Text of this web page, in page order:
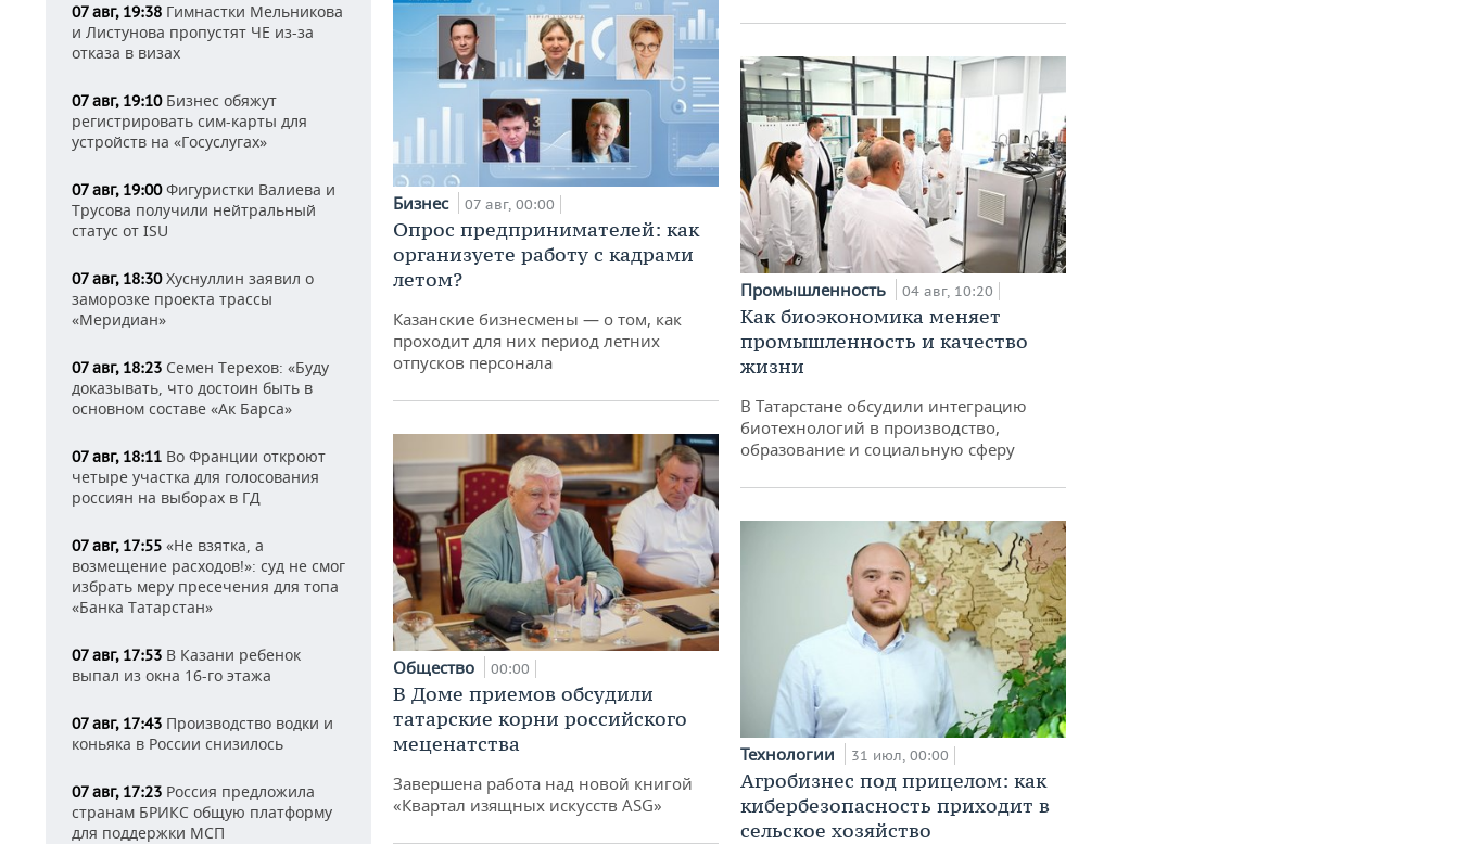
07 авг, 19:38 Гимнастки Мельникова
и Листунова пропустят ЧЕ из-за
отказа в визах
07 авг, 19:10Бизнес обяжут
регистрировать сим-карты для
устройств на «Госуслугах»
07 авг, 19:00Фигуристки Валиева и
Трусова получили нейтральный
статус от ISU
07 авг, 18:30Хуснуллин заявил о
заморозке проекта трассы
«Меридиан»
07 авг, 18:23 Семен Терехов: «Буду
доказывать, что достоин быть в
основном составе «Ак Барса»
07 авг, 18:11 Во Франции откроют
четыре участка для голосования
россиян на выборах в ГД
07 авг, 17:55 «Не взятка, а
возмещение расходов!»: суд не смог
избрать меру пресечения для топа
«Банка Татарстан»
07 авг, 17:53 В Казани ребенок
выпал из окна 16-го этажа
07 авг, 17:43 Производство водки и
коньяка в России снизилось
07 авг, 17:23 Россия предложила
странам БРИКС общую платформу
для поддержки МСП
Бизнес 07 авг, 00:00
Опрос предпринимателей: как
организуете работу с кадрами
летом?
Казанские бизнесмены — о том, как
проходит для них период летних
отпусков персонала
Общество 00:00
В Доме приемов обсудили
татарские корни российского
меценатства
Завершена работа над новой книгой
«Квартал изящных искусств ASG»
Промышленность 04 авг, 10:20
Как биоэкономика меняет
промышленность и качество
жизни
В Татарстане обсудили интеграцию
биотехнологий в производство,
образование и социальную сферу
Технологии 31 июл, 00:00
Агробизнес под прицелом: как
кибербезопасность приходит в
сельское хозяйство